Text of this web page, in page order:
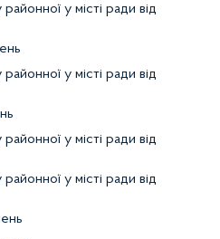
у місті ради від
у місті ради від
у місті ради від
у місті ради від